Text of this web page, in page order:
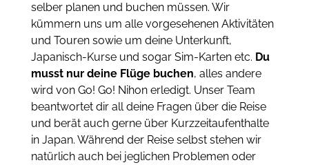
selber planen und buchen müssen. Wir
kümmern uns um alle vorgesehenen Aktivitäten
und Touren sowie um deine Unterkunft,
Japanisch-Kurse und sogar Sim-Karten etc. Du
musst nur deine Flüge buchen, alles andere
wird von Go! Go! Nihon erledigt. Unser Team
beantwortet dir all deine Fragen über die Reise
und berät auch gerne über Kurzzeitaufenthalte
in Japan. Während der Reise selbst stehen wir
natürlich auch bei jeglichen Problemen oder